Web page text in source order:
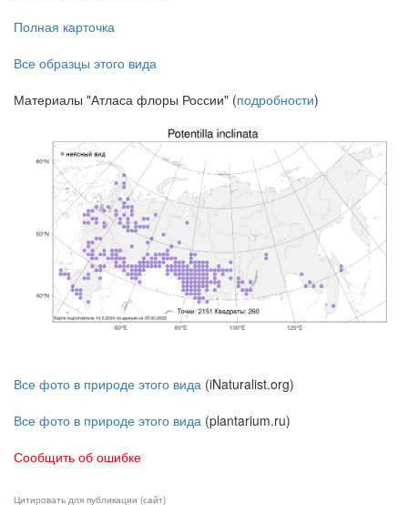
Полная карточка
Все образцы этого вида
Материалы "Атласа флоры России" (подробности)
Все фото в природе этого вида (iNaturalist.org)
Все фото в природе этого вида (plantarium.ru)
Сообщить об ошибке
Цитировать для публикации (сайт)